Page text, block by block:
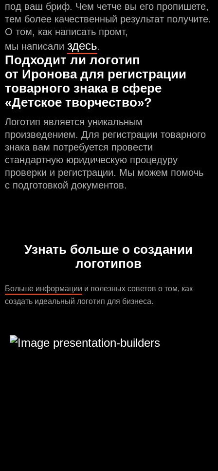
под ваш бриф. Чем чeтче вы его пропишете,
тем более качественный результат получите.
О том, как написать промт,
мы написали здесь.
Подходит ли логотип
от Иронова для регистрации
товарного знака в сфере
«Детское творчество»?
Логотип является уникальным
произведением. Для регистрации товарного
знака вам потребуется провести
стандартную юридическую процедуру
проверки и регистрации. Мы можем помочь
с подготовкой документов.
Узнать больше о создании
логотипов
Больше информации и полезных советов о том, как
создать идеальный логотип для бизнеса.